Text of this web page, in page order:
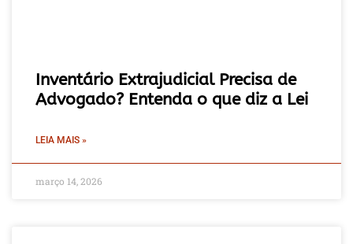
Inventário Extrajudicial Precisa de
Advogado? Entenda o que diz a Lei
LEIA MAIS »
março 14, 2026